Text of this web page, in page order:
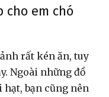
cho em chó
rất kén ăn, tuy
Ngoài những đồ
bạn cũng nên